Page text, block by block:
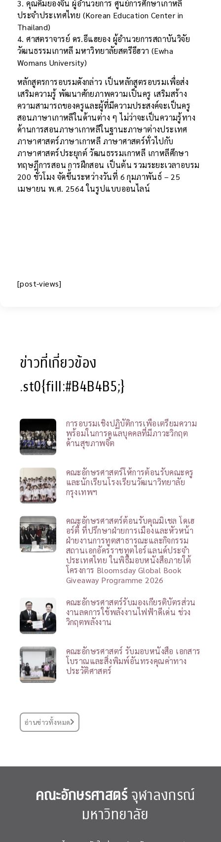
3. คุณคิมยองจิน ผู้อำนวยการ ศูนย์การศึกษาเกาหลี
ประจำประเทศไทย (Korean Education Center in
Thailand)
4. ศาสตราจารย์ ดร.อีแฮยอง ผู้อำนวยการสถาบันวิจัย
วัฒนธรรมเกาหลี มหาวิทยาลัยสตรีอีฮวา (Ewha
Womans University)
หลักสูตรการอบรมดังกล่าว เป็นหลักสูตรอบรมเพื่อส่ง
เสริมความรู้ พัฒนาศักยภาพความเป็นครู เสริมสร้าง
ความสามารถของครูและผู้ที่มีความประสงค์จะเป็นครู
สอนภาษาเกาหลีในด้านต่าง ๆ ไม่ว่าจะเป็นความรู้ทาง
ด้านการสอนภาษาเกาหลีในฐานะภาษาต่างประเทศ
ภาษาศาสตร์ภาษาเกาหลี ภาษาศาสตร์ทั่วไปกับ
ภาษาศาสตร์ประยุกต์ วัฒนธรรมเกาหลี เกาหลีศึกษา
ทฤษฎีการสอน การฝึกสอน เป็นต้น รวมระยะเวลาอบรม
200 ชั่วโมง จัดขึ้นระหว่างวันที่ 6 กุมภาพันธ์ – 25
เมษายน พ.ศ. 2564 ในรูปแบบออนไลน์
[post-views]
ข่าวที่เกี่ยวข้อง
.st0{fill:#B4B4B5;}
การอบรมเชิงปฏิบัติการเพื่อเตรียมความ
พร้อมในการดูแลบุคคลที่มีภาวะวิกฤต
ด้านสุขภาพจิต
คณะอักษรศาสตร์ให้การต้อนรับคณะครู
และนักเรียนโรงเรียนวัฒนาวิทยาลัย
กรุงเทพฯ
คณะอักษรศาสตร์ต้อนรับคุณมิเชล โดเฮ
อร์ตี้ ที่ปรึกษาฝ่ายการเมืองและหัวหน้า
ฝ่ายงานการทูตสาธารณะและกิจกรรม
สถานเอกอัครราชทูตไอร์แลนด์ประจำ
ประเทศไทย ในพิธีมอบหนังสือภายใต้
โครงการ Bloomsday Global Book
Giveaway Programme 2026
คณะอักษรศาสตร์รับมองเกียรติบัตรส่วน
งานลดการใช้พลังงานไฟฟ้าดีเด่น ช่วง
วิกฤตพลังงาน
คณะอักษรศาสตร์ รับมอบหนังสือ เอกสาร
โบราณและสิ่งพิมพ์อันทรงคุณค่าทาง
ประวัติศาสตร์
อ่านข่าวทั้งหมด
คณะอักษรศาสตร์จุฬาลงกรณ์
มหาวิทยาลัย